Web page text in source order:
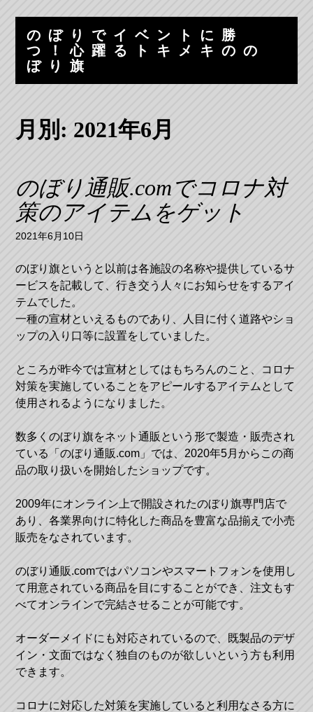
キ
ッ
へ
ス
プ
のぼりでイベントに勝
つ！心躍るトキメキのの
ぼり旗
月別: 2021年6月
のぼり通販.comでコロナ対
策のアイテムをゲット
2021年6月10日
のぼり旗というと以前は各施設の名称や提供しているサ
ービスを記載して、行き交う人々にお知らせをするアイ
テムでした。
一種の宣材といえるものであり、人目に付く道路やショ
ップの入り口等に設置をしていました。
ところが昨今では宣材としてはもちろんのこと、コロナ
対策を実施していることをアピールするアイテムとして
使用されるようになりました。
数多くのぼり旗をネット通販という形で製造・販売され
ている「のぼり通販.com」では、2020年5月からこの商
品の取り扱いを開始したショップです。
2009年にオンライン上で開設されたのぼり旗専門店で
あり、各業界向けに特化した商品を豊富な品揃えで小売
販売をなされています。
のぼり通販.comではパソコンやスマートフォンを使用し
て用意されている商品を目にすることができ、注文もす
べてオンラインで完結させることが可能です。
オーダーメイドにも対応されているので、既製品のデザ
イン・文面ではなく独自のものが欲しいという方も利用
できます。
コロナに対応した対策を実施していると利用なさる方に